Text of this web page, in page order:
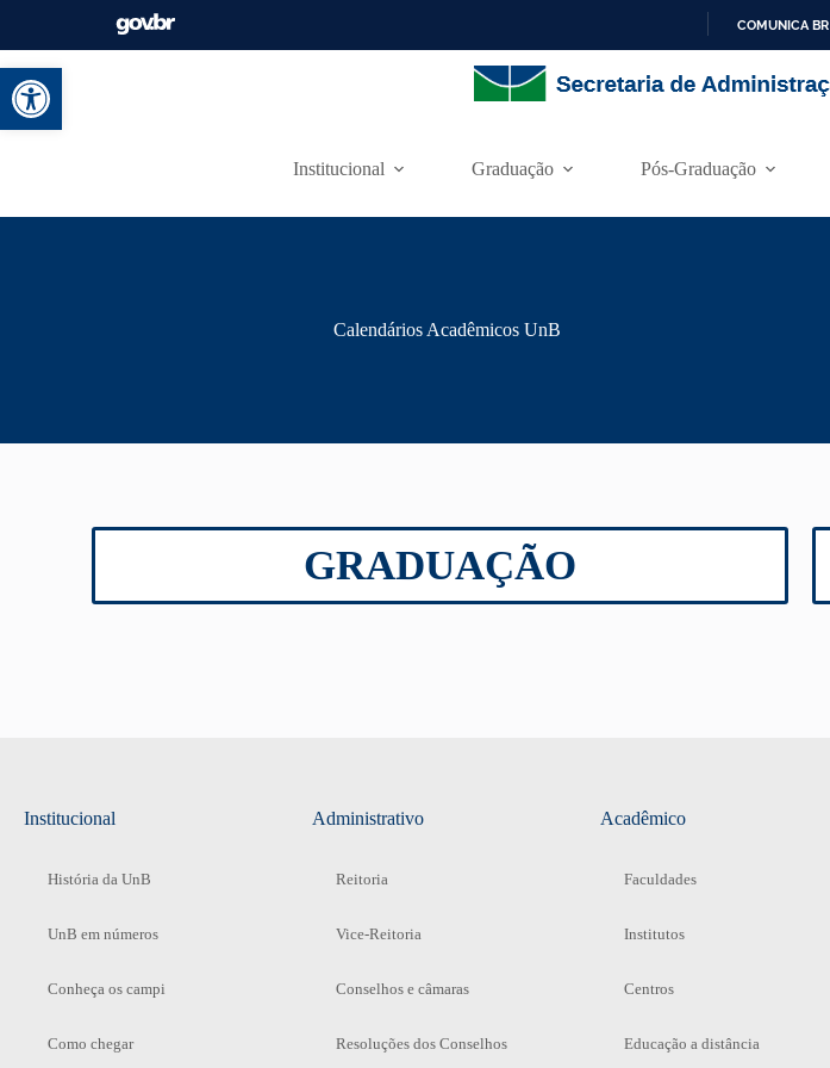
Abrir a barra de ferramentas
R
COMUNICA BR
Institucional Graduação Pós-Graduação
Calendários Acadêmicos UnB
GRADUAÇÃO
Institucional
História da UnB
UnB em números
Conheça os campi
Como chegar
Administrativo
Reitoria
Vice-Reitoria
Conselhos e câmaras
Resoluções dos Conselhos
Acadêmico
Faculdades
Institutos
Centros
Educação a distância